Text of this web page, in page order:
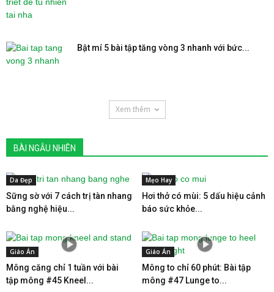
Bật mí 5 bài tập tăng vòng 3 nhanh với bức...
Xem thêm
BÀI NGẪU NHIÊN
Da Đẹp
Sững sờ với 7 cách trị tàn nhang
bằng nghệ hiệu...
Mẹo Hay
Hơi thở có mùi: 5 dấu hiệu cảnh
báo sức khỏe...
Giáo Án
Mông căng chỉ 1 tuần với bài
tập mông #45 Kneel...
Giáo Án
Mông to chỉ 60 phút: Bài tập
mông #47 Lunge to...